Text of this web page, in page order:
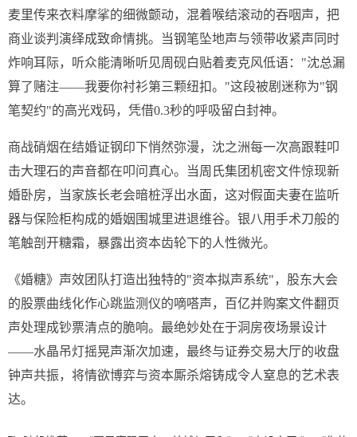
麦里传来衣料摩挲的细微颤动，混着喉结滚动的吞咽声，把
商业谈判演绎成致命情挑。当钢笔坠地声与领带收紧声同时
炸响耳际，听众能清晰听见周砚白贴着麦克风低语："沈总漏
算了赌注——我要你衬衫第三颗纽扣。"这段被剧迷称为"钢
笔契约"的高光戏码，凭借0.3秒的呼吸留白封神。
商战硝烟在结婚证钢印下悄然弥漫，沈之洲每一次高跟鞋叩
击大理石的声音都在叩问真心。当周氏集团机密文件惊现新
婚卧房，当家族长老会暗桩浮出水面，这对假面夫妻在监听
器与保险柜构成的婚姻围城里进退维谷。银八用手术刀般的
笔触剖开糖霜，暴露出资本齿轮下的人性微光。
《婚糖》声效团队打造出独特的"资本拟声系统"，股东大会
的股票曲线化作心跳监测仪的嘀嗒声，百亿并购案文件翻页
声处理成钞票清点的脆响。最绝妙处在于洞房夜场景设计
——水晶吊灯摇晃声渐次加速，最终与证券交易大厅的收盘
钟声共振，将情欲博弈与资本厮杀熔铸成令人窒息的艺术表
达。